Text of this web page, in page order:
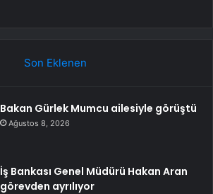
Son Eklenen
Bakan Gürlek Mumcu ailesiyle görüştü
Ağustos 8, 2026
İş Bankası Genel Müdürü Hakan Aran
görevden ayrılıyor